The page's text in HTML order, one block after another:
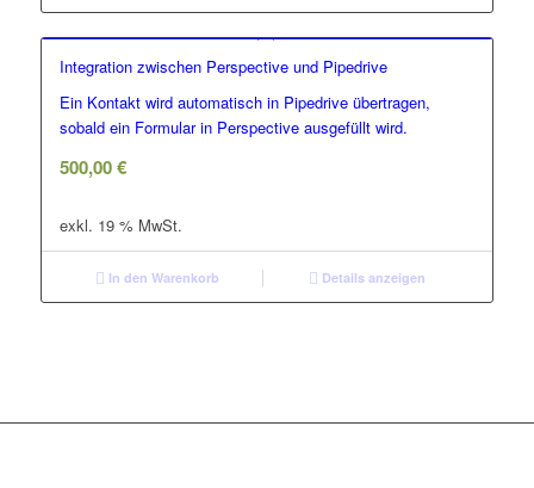
Integration zwischen Perspective und Pipedrive
Ein Kontakt wird automatisch in Pipedrive übertragen,
sobald ein Formular in Perspective ausgefüllt wird.
500,00€
exkl. 19 % MwSt.
In den Warenkorb Details anzeigen